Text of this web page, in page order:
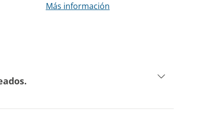
Más información